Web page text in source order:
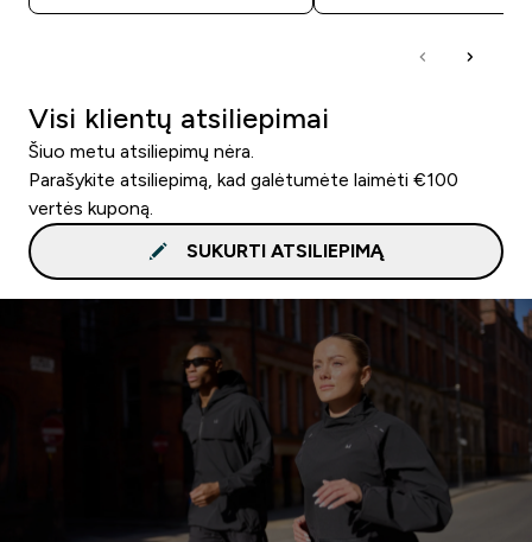
Visi klientų atsiliepimai
Šiuo metu atsiliepimų nėra.
Parašykite atsiliepimą, kad galėtumėte laimėti €100
vertės kuponą.
SUKURTI ATSILIEPIMĄ